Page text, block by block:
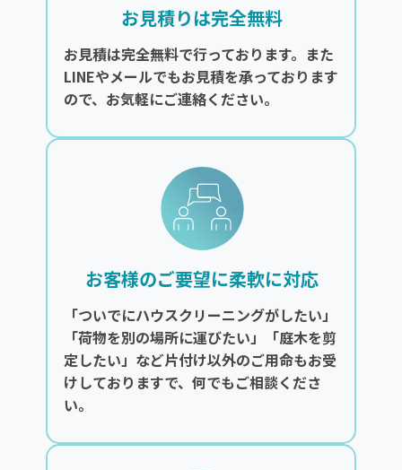
お見積りは完全無料
お見積は完全無料で行っております。また
LINEやメールでもお見積を承っております
ので、お気軽にご連絡ください。
お客様のご要望に柔軟に対応
「ついでにハウスクリーニングがしたい」
「荷物を別の場所に運びたい」「庭木を剪
定したい」など片付け以外のご用命もお受
けしておりますで、何でもご相談くださ
い。